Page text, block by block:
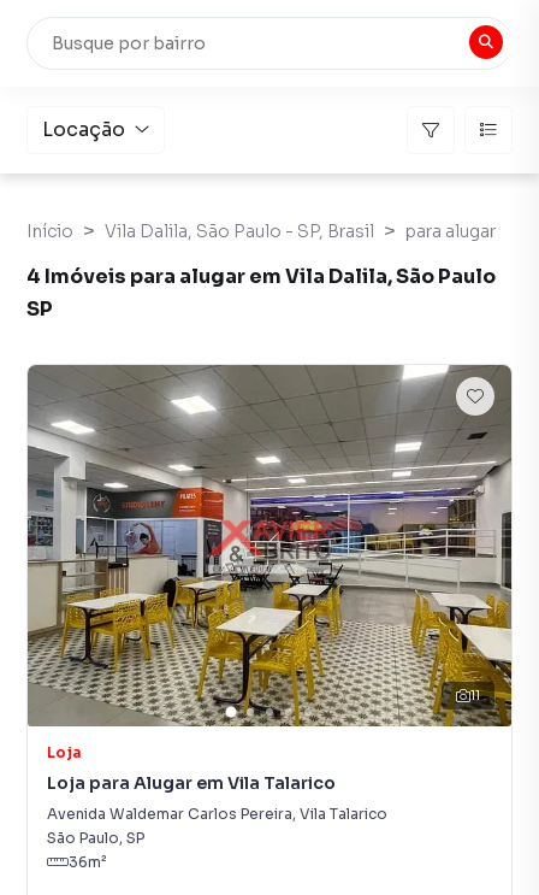
Locação
Início Vila Dalila, São Paulo - SP, Brasil para alugar
4 Imóveis para alugar em Vila Dalila, São Paulo
SP
11
Loja
Loja para Alugar em Vila Talarico
Avenida Waldemar Carlos Pereira, Vila Talarico
São Paulo, SP
36m²